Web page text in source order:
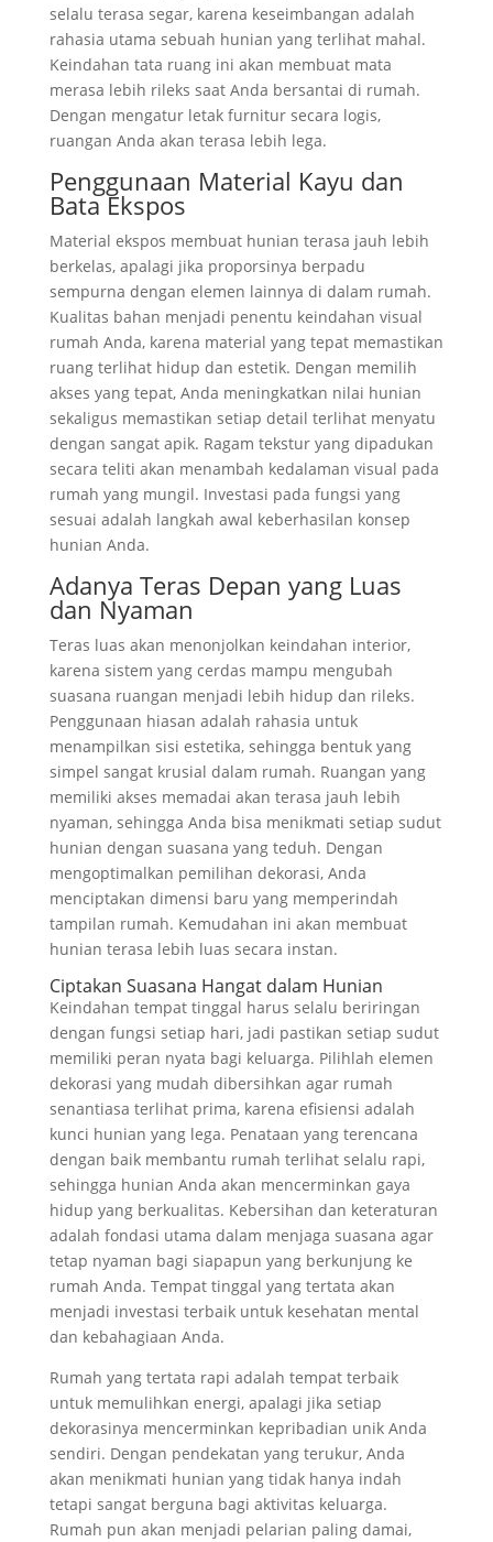
selalu terasa segar, karena keseimbangan adalah
rahasia utama sebuah hunian yang terlihat mahal.
Keindahan tata ruang ini akan membuat mata
merasa lebih rileks saat Anda bersantai di rumah.
Dengan mengatur letak furnitur secara logis,
ruangan Anda akan terasa lebih lega.
Penggunaan Material Kayu dan
Bata Ekspos
Material ekspos membuat hunian terasa jauh lebih
berkelas, apalagi jika proporsinya berpadu
sempurna dengan elemen lainnya di dalam rumah.
Kualitas bahan menjadi penentu keindahan visual
rumah Anda, karena material yang tepat memastikan
ruang terlihat hidup dan estetik. Dengan memilih
akses yang tepat, Anda meningkatkan nilai hunian
sekaligus memastikan setiap detail terlihat menyatu
dengan sangat apik. Ragam tekstur yang dipadukan
secara teliti akan menambah kedalaman visual pada
rumah yang mungil. Investasi pada fungsi yang
sesuai adalah langkah awal keberhasilan konsep
hunian Anda.
Adanya Teras Depan yang Luas
dan Nyaman
Teras luas akan menonjolkan keindahan interior,
karena sistem yang cerdas mampu mengubah
suasana ruangan menjadi lebih hidup dan rileks.
Penggunaan hiasan adalah rahasia untuk
menampilkan sisi estetika, sehingga bentuk yang
simpel sangat krusial dalam rumah. Ruangan yang
memiliki akses memadai akan terasa jauh lebih
nyaman, sehingga Anda bisa menikmati setiap sudut
hunian dengan suasana yang teduh. Dengan
mengoptimalkan pemilihan dekorasi, Anda
menciptakan dimensi baru yang memperindah
tampilan rumah. Kemudahan ini akan membuat
hunian terasa lebih luas secara instan.
Ciptakan Suasana Hangat dalam Hunian
Keindahan tempat tinggal harus selalu beriringan
dengan fungsi setiap hari, jadi pastikan setiap sudut
memiliki peran nyata bagi keluarga. Pilihlah elemen
dekorasi yang mudah dibersihkan agar rumah
senantiasa terlihat prima, karena efisiensi adalah
kunci hunian yang lega. Penataan yang terencana
dengan baik membantu rumah terlihat selalu rapi,
sehingga hunian Anda akan mencerminkan gaya
hidup yang berkualitas. Kebersihan dan keteraturan
adalah fondasi utama dalam menjaga suasana agar
tetap nyaman bagi siapapun yang berkunjung ke
rumah Anda. Tempat tinggal yang tertata akan
menjadi investasi terbaik untuk kesehatan mental
dan kebahagiaan Anda.
Rumah yang tertata rapi adalah tempat terbaik
untuk memulihkan energi, apalagi jika setiap
dekorasinya mencerminkan kepribadian unik Anda
sendiri. Dengan pendekatan yang terukur, Anda
akan menikmati hunian yang tidak hanya indah
tetapi sangat berguna bagi aktivitas keluarga.
Rumah pun akan menjadi pelarian paling damai,